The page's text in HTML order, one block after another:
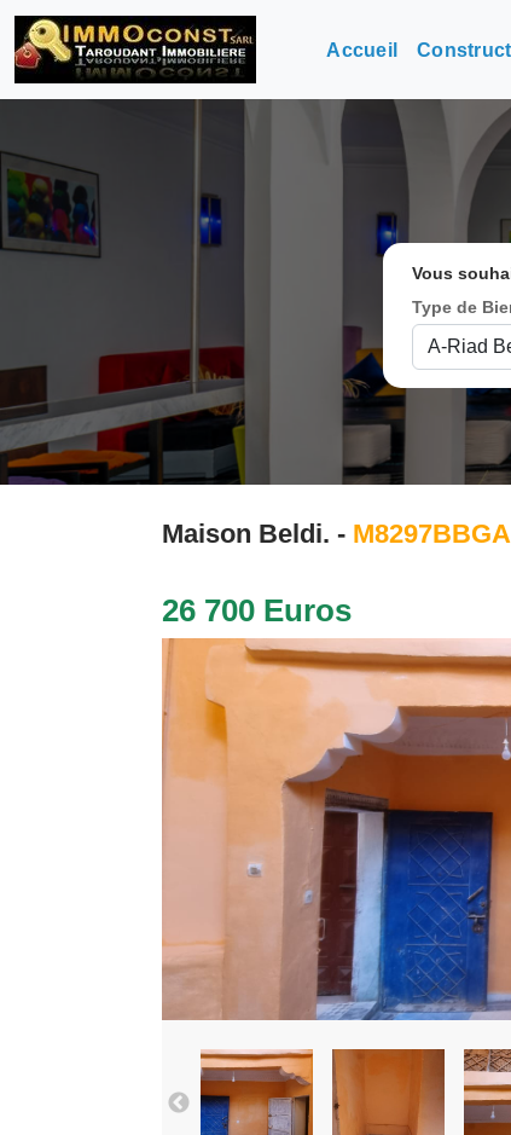
Accueil
Vous
Type de
Maison Beldi. - M8297BBGA
26 700 Euros